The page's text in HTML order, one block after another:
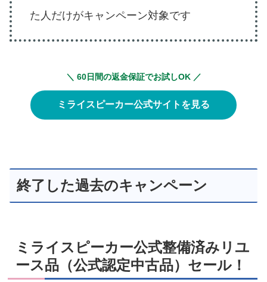
た人だけがキャンペーン対象です
＼ 60日間の返金保証でお試しOK ／
ミライスピーカー公式サイトを見る
終了した過去のキャンペーン
ミライスピーカー公式整備済みリユ
ース品（公式認定中古品）セール！